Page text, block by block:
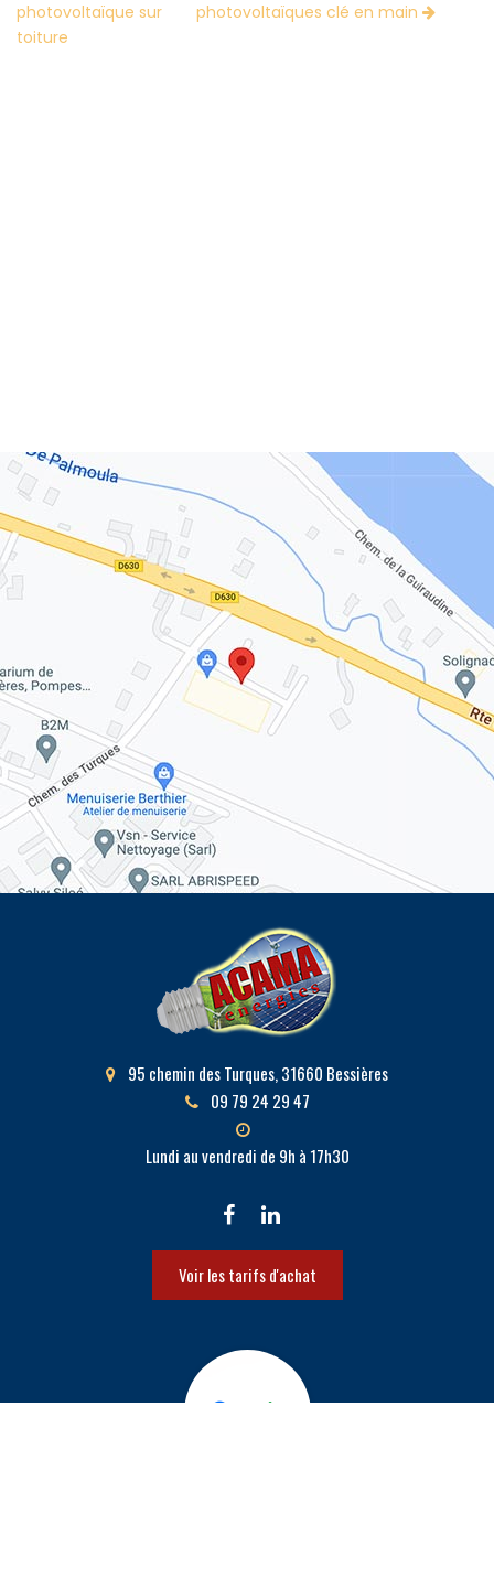
photovoltaïque sur
toiture
photovoltaïques clé en main
95 chemin des Turques, 31660 Bessières
09 79 24 29 47
Lundi au vendredi de 9h à 17h30
Voir les tarifs d'achat